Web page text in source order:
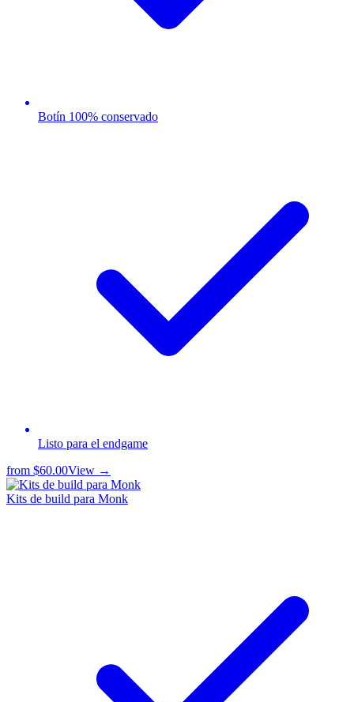
Botín 100% conservado
Listo para el endgame
from $60.00View →
Kits de build para Monk